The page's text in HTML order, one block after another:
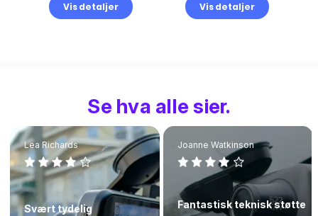
Vis detaljer Vis detaljer
Se hva alle sier.
Lea Richards
Svært tydelig
Joanne Watkinson
Fantastisk teknisk støtte